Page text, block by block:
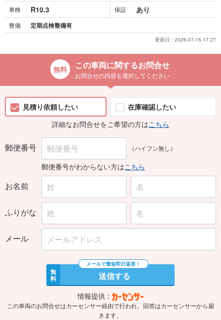
車検 R10.3 保証 あり
整備 定期点検整備有
更新日： 2026-07-15 17:27
この車両に関するお問合せ
お問合せの内容を選択してください
見積り依頼したい
在庫確認したい
詳細なお問合せをご希望の方はこちら
郵便番号 （ハイフン無し）
郵便番号がわからない方はこちら
お名前
ふりがな
メール
無
料 送信する
情報提供：
この車両のお問合せはカーセンサー経由で行われ、回答はカーセンサーから届
きます。